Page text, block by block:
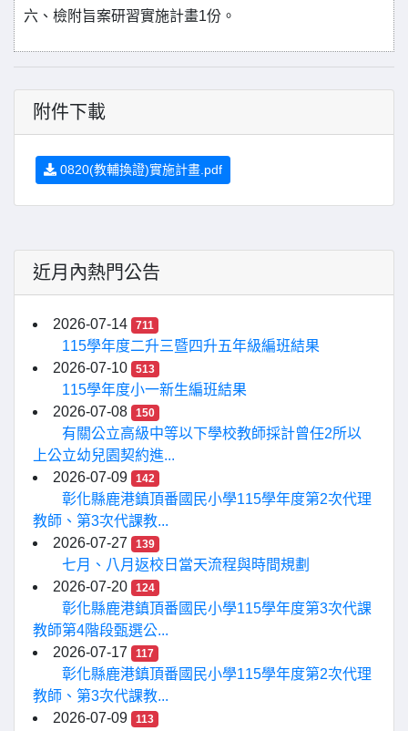
六、檢附旨案研習實施計畫1份。
附件下載
0820(教輔換證)實施計畫.pdf
近月內熱門公告
2026-07-14 711
115學年度二升三暨四升五年級編班結果
2026-07-10
513
115學年度小一新生編班結果
2026-07-08
150
有關公立高級中等以下學校教師採計曾任2所以
上公立幼兒園契約進...
2026-07-09
142
彰化縣鹿港鎮頂番國民小學115學年度第2次代理
教師、第3次代課教...
2026-07-27
139
七月、八月返校日當天流程與時間規劃
2026-07-20
124
彰化縣鹿港鎮頂番國民小學115學年度第3次代課
教師第4階段甄選公...
2026-07-17
117
彰化縣鹿港鎮頂番國民小學115學年度第2次代理
教師、第3次代課教...
2026-07-09
113